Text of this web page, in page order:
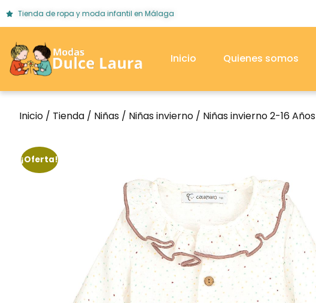
Tienda de ropa y moda infantil en Málaga
Inicio Quienes somos
Inicio / Tienda / Niñas / Niñas invierno / Niñas invierno 2-16 Años
¡Oferta!